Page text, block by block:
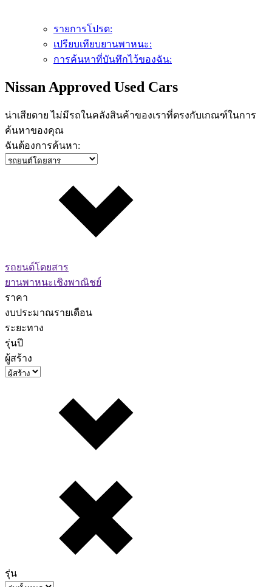
รายการโปรด:
เปรียบเทียบยานพาหนะ:
การค้นหาที่บันทึกไว้ของฉัน:
Nissan Approved Used Cars
น่าเสียดาย ไม่มีรถในคลังสินค้าของเราที่ตรงกับเกณฑ์ในการ
ค้นหาของคุณ
ฉันต้องการค้นหา:
รถยนต์โดยสาร
ยานพาหนะเชิงพาณิชย์
ราคา
งบประมาณรายเดือน
ระยะทาง
รุ่นปี
ผู้สร้าง
รุ่น